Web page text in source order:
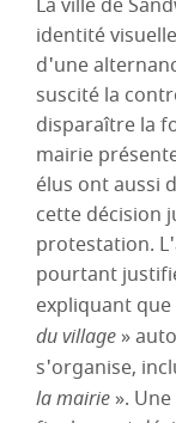
identité
d'une
suscité la
disparaître la
mairie
élus ont aussi
cette décision
protestation.
pourtant
expliquant que
du village »
s'organise,
la mairie ».